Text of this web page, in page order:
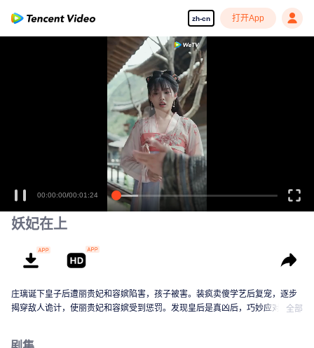
zh-cn 打开App
00:00:00/00:01:24
妖妃在上
庄璃诞下皇子后遭丽贵妃和容嫔陷害，孩子被害。装疯卖傻学艺后复宠，逐步
揭穿敌人诡计，使丽贵妃和容嫔受到惩罚。发现皇后是真凶后，巧妙应对，最
全部